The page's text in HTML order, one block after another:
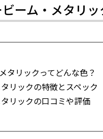
ーム・メタリ
タリックってどんな色？
リックの特徴とスペック
リックの口コミや評価